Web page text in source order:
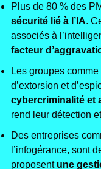
Plus de 80 % des
sécurité lié à l’IA.
associés à
facteur
Les groupes
d’extorsion et
cybercriminalité et
rend leur détection
Des entreprises
l’infogérance, sont
proposent une